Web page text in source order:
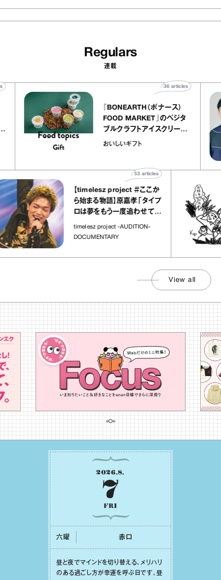
Regulars
連載
キャ
articles
『BONEARTH（ボナース）
FOOD MARKET』のベジタ
ブルクラフトアイスクリーム
｜真野知子の「おいしいギフ
おいしいギフト
36articles
【timelesz project ＃ここか
ら始まる物語】原嘉孝「タイプ
ロは夢をもう一度追わせてく
れた場所」
timelesz project -AUDITION-
DOCUMENTARY
articles
View all
2026.8.
7
FRI
六曜 ⾚⼝
昼と夜でマインドを切り替える、メリハリ
のある過ごし⽅が幸運を呼ぶ⽇です。昼